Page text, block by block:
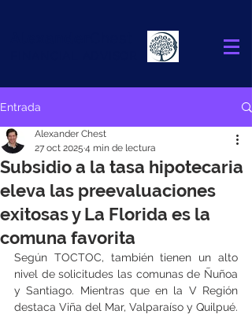
Entrada
Subsidio a la tasa hipotecaria
eleva las preevaluaciones
exitosas y La Florida es la
comuna favorita
Alexander Chest
27 oct 2025 4 min de lectura
Según TOCTOC, también tienen un alto
nivel de solicitudes las comunas de Ñuñoa
y Santiago. Mientras que en la V Región
destaca Viña del Mar, Valparaíso y Quilpué.